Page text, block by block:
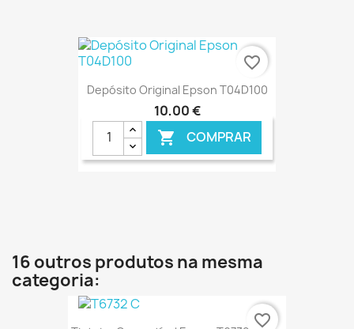
Depósito Original Epson T04D100
10,00 €
 COMPRAR
favorite_border
16 outros produtos na mesma
categoria:
favorite_border